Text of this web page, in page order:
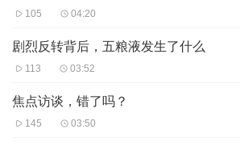
进新质生产力的一座未来之城。从AI、
联网、金融科技……雄安都进行了前瞻
秀企业参与。
拼多多一头扎进这片创新的沃土，将会
105 04:20
剧烈反转背后，五粮液发生了什么
113 03:52
焦点访谈，错了吗？
145 03:50